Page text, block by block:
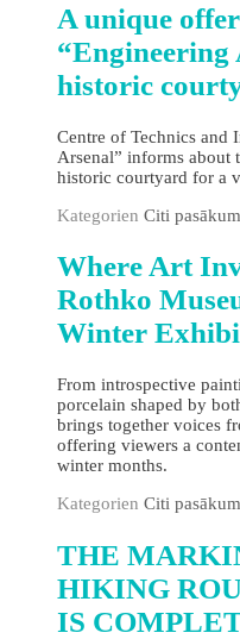
A unique
“Engineering
historic
Centre of Technics and
Arsenal” informs
historic courtyard for a
Kategorien Citi
Where Art
Rothko
Winter
From introspective
porcelain shaped by
brings together voices
offering viewers a
winter months.
Kategorien Citi
THE
HIKING
IS